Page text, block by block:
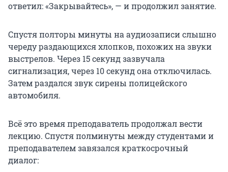
ответил: «Закрывайтесь», — и продолжил занятие.
Спустя полторы минуты на аудиозаписи слышно
череду раздающихся хлопков, похожих на звуки
выстрелов. Через 15 секунд зазвучала
сигнализация, через 10 секунд она отключилась.
Затем раздался звук сирены полицейского
автомобиля.
Всё это время преподаватель продолжал вести
лекцию. Спустя полминуты между студентами и
преподавателем завязался краткосрочный
диалог: